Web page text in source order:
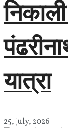
यात्रा
25, July, 2026